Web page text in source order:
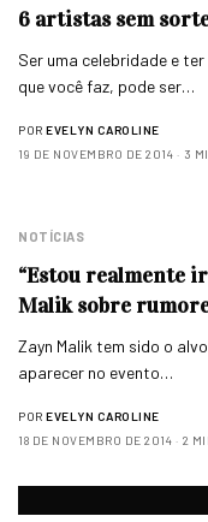
6 artistas sem
Ser uma celebridade e
que você faz, pode ser…
POR EVELYN CAROLINE
19 DE NOVEMBRO DE 2014
3
NOTÍCIAS
“Estou realmente
Malik sobre
Zayn Malik tem sido o
aparecer no evento…
POR EVELYN CAROLINE
18 DE NOVEMBRO DE 2014
2